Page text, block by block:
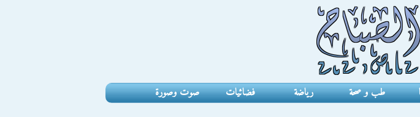
طب و صحة رياضة فضائيات صوت وصورة